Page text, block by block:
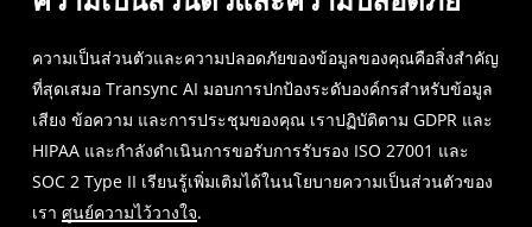
ความเป็นส่วนตัวและความปลอดภัยของข้อมูลของคุณคือสิ่งสำคัญ
ที่สุดเสมอ Transync AI มอบการปกป้องระดับองค์กรสำหรับข้อมูล
เสียง ข้อความ และการประชุมของคุณ เราปฏิบัติตาม GDPR และ
HIPAA และกำลังดำเนินการขอรับการรับรอง ISO 27001 และ
SOC 2 Type II เรียนรู้เพิ่มเติมได้ในนโยบายความเป็นส่วนตัวของ
เรา ศูนย์ความไว้วางใจ.